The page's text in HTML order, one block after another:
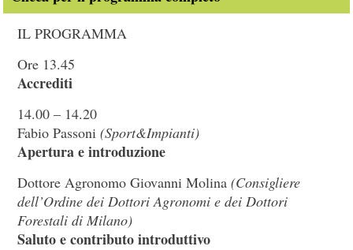
IL PROGRAMMA
Ore 13.45
Accrediti
14.00 – 14.20
Fabio Passoni(Sport&Impianti)
Apertura e introduzione
Dottore Agronomo Giovanni Molina(Consigliere
dell’Ordine dei Dottori Agronomi e dei Dottori
Forestali di Milano)
Saluto e contributo introduttivo